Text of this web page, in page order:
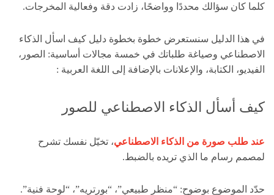
كلما كان سؤالك محددًا وواضحًا، زادت دقة وفعالية المخرجات.
في هذا الدليل سنستعرض خطوة بخطوة دليل كيف اسأل الذكاء
الاصطناعي وصياغة طلباتك في خمسة مجالات أساسية: الصور،
الفيديو، الكتابة، والإعلانات بالإضافة إلى اللغة العربية :
كيف أسأل الذكاء الاصطناعي للصور
عند طلب صورة من الذكاء الاصطناعي، تخيّل نفسك تشرح
لمصمم رسام ما الذي تريده بالضبط.
حدّد الموضوع بوضوح: “منظر طبيعي”، “بورتريه”، “لوحة فنية”.